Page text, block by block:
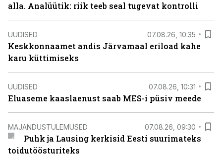
alla. Analüütik: riik teeb seal tugevat kontrolli
UUDISED 07.08.26, 10:35
Keskkonnaamet andis Järvamaal eriload kahe
karu küttimiseks
UUDISED 07.08.26, 10:31
Eluaseme kaaslaenust saab MES-i püsiv meede
MAJANDUSTULEMUSED 07.08.26, 09:30
Puhk ja Lausing kerkisid Eesti suurimateks
toidutöösturiteks